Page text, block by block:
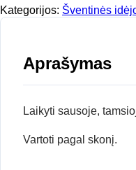
Kategorijos: Šventinės
Aprašymas
Laikyti sausoje,
Vartoti pagal skonį.